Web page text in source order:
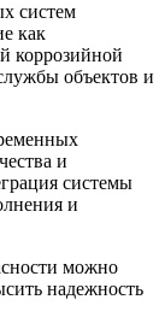
систем
как
коррозийной
объектов и
и
системы
и
можно
надежность